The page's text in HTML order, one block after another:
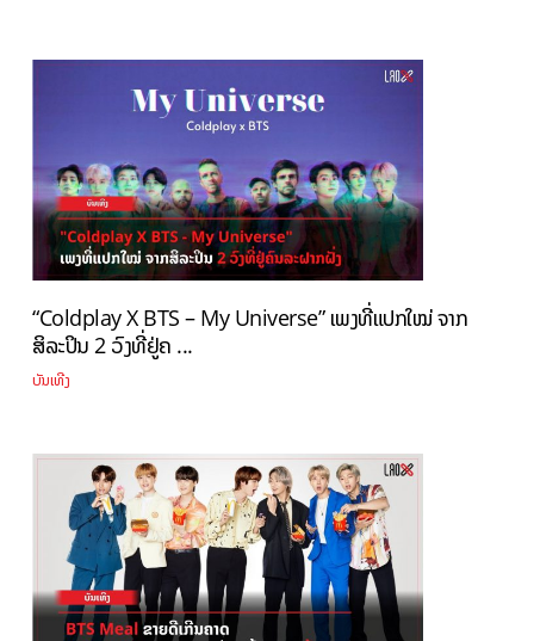
“Coldplay X BTS – My Universe” ເພງທີ່ແປກໃໝ່ ຈາກ
ສິລະປິນ 2 ວົງທີ່ຢູ່ຄ ...
ບັນເທີງ